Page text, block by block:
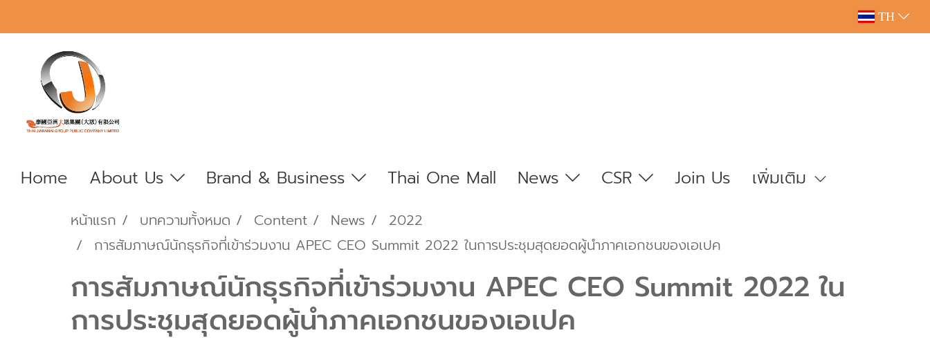
TH
Home About Us Brand & Business Thai One Mall News CSR Join Us เพิ่มเติม
หน้าแรก บทความทั้งหมด Content News
2022
การสัมภาษณ์นักธุรกิจที่เข้าร่วมงาน APEC CEO Summit 2022 ในการประชุมสุดยอดผู้นำภาคเอกชนของเอเปค
การสัมภาษณ์นักธุรกิจที่เข้าร่วมงาน APEC CEO Summit 2022 ใน
การประชุมสุดยอดผู้นำภาคเอกชนของเอเปค